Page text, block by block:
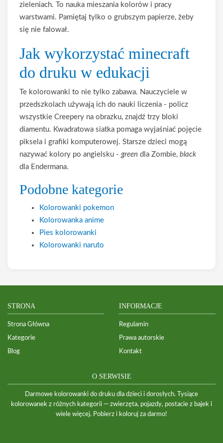
zieleniach. To nauka mieszania kolorów i pracy
warstwami. Pamiętaj tylko o grubszym papierze, żeby
się nie falował.
Jak wykorzystać minecraft
do druku w edukacji
Te kolorowanki to nie tylko zabawa. Nauczyciele w
przedszkolach używają ich do nauki liczenia - policz
wszystkie Creepery na obrazku, znajdź trzy bloki
diamentu. Kwadratowa siatka pomaga wyjaśniać pojęcie
piksela i grafiki komputerowej. Starsze dzieci mogą
nazywać kolory po angielsku - green dla Zombie, black
dla Endermana.
Podobne kategorie
Kolorowanki pokemon
Kolorowanka anime
Pies kolorowanki
Kolorowanki naruto
STRONA
Strona Główna
Kategorie
Blog
INFORMACJE
Regulamin
Prawa autorskie
Kontakt
O SERWISIE
Darmowe kolorowanki do druku dla dzieci i dorosłych. Tysiące
kolorowanek z różnych kategorii — zwierzęta, pojazdy, postacie z bajek i
wiele więcej. Pobierz i koloruj za darmo!